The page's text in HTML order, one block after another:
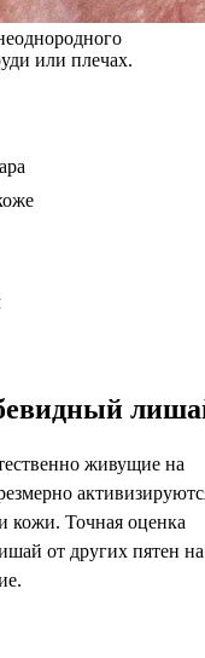
или плечах.
живущие на
кожи. Точная оценка
от других пятен на